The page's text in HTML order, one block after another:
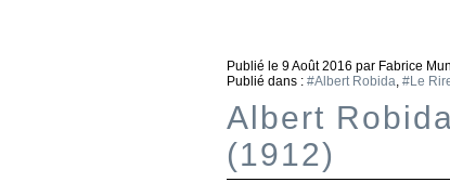
Publié le 9 Août 2016 par Fabrice
Publié dans : #Albert Robida, #Le
Albert
(1912)